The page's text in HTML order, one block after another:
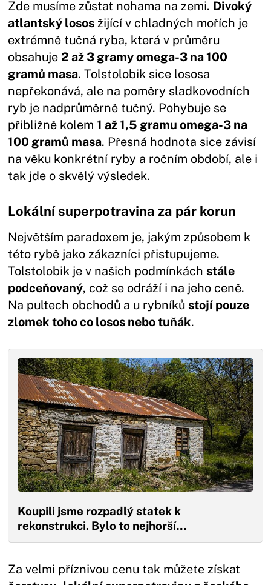
Zde musíme zůstat nohama na zemi. Divoký
atlantský losos žijící v chladných mořích je
extrémně tučná ryba, která v průměru
obsahuje 2 až 3 gramy omega-3 na 100
gramů masa. Tolstolobik sice lososa
nepřekonává, ale na poměry sladkovodních
ryb je nadprůměrně tučný. Pohybuje se
přibližně kolem1 až 1,5 gramu omega-3 na
100 gramů masa. Přesná hodnota sice závisí
na věku konkrétní ryby a ročním období, ale i
tak jde o skvělý výsledek.
Lokální superpotravina za pár korun
Největším paradoxem je, jakým způsobem k
této rybě jako zákazníci přistupujeme.
Tolstolobik je v našich podmínkáchstále
podceňovaný, což se odráží i na jeho ceně.
Na pultech obchodů a u rybníkůstojí pouze
zlomek toho co losos nebo tuňák.
Koupili jsme rozpadlý statek k
rekonstrukci. Bylo to nejhorší…
Za velmi příznivou cenu tak můžete získat